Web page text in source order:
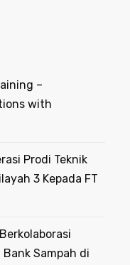
–
with
Prodi Teknik
3 Kepada FT
Bank Sampah di